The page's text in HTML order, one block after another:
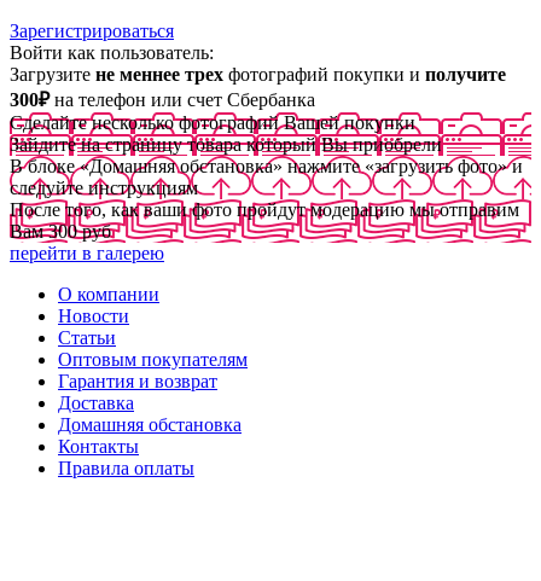
Зарегистрироваться
Войти как пользователь:
Загрузите не меннее трех фотографий покупки и получите
300₽на телефон или счет Сбербанка
Сделайте несколько фотографий Вашей покупки
Зайдите на страницу товара который Вы приобрели
В блоке «Домашняя обстановка» нажмите «загрузить фото» и
следуйте инструкциям
После того, как ваши фото пройдут модерацию мы отправим
Вам 300 руб
перейти в галерею
О компании
Новости
Статьи
Оптовым покупателям
Гарантия и возврат
Доставка
Домашняя обстановка
Контакты
Правила оплаты